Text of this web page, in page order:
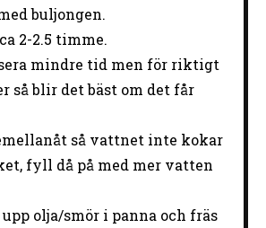
buljongen.
2-2.5 timme.
mindre tid men för riktigt
så blir det bäst om det får
så vattnet inte kokar
fyll då på med mer vatten
olja/smör i panna och fräs